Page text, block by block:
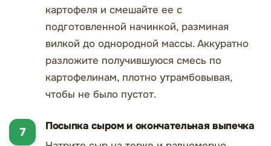
картофеля и смешайте ее с
подготовленной начинкой, разминая
вилкой до однородной массы. Аккуратно
разложите получившуюся смесь по
картофелинам, плотно утрамбовывая,
чтобы не было пустот.
Посыпка сыром и окончательная выпечка